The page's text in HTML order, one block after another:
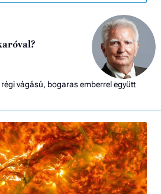
régi vágású, bogaras emberrel együtt